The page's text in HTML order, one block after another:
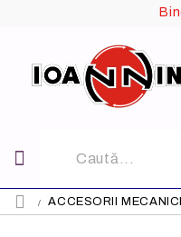
ACCESORII